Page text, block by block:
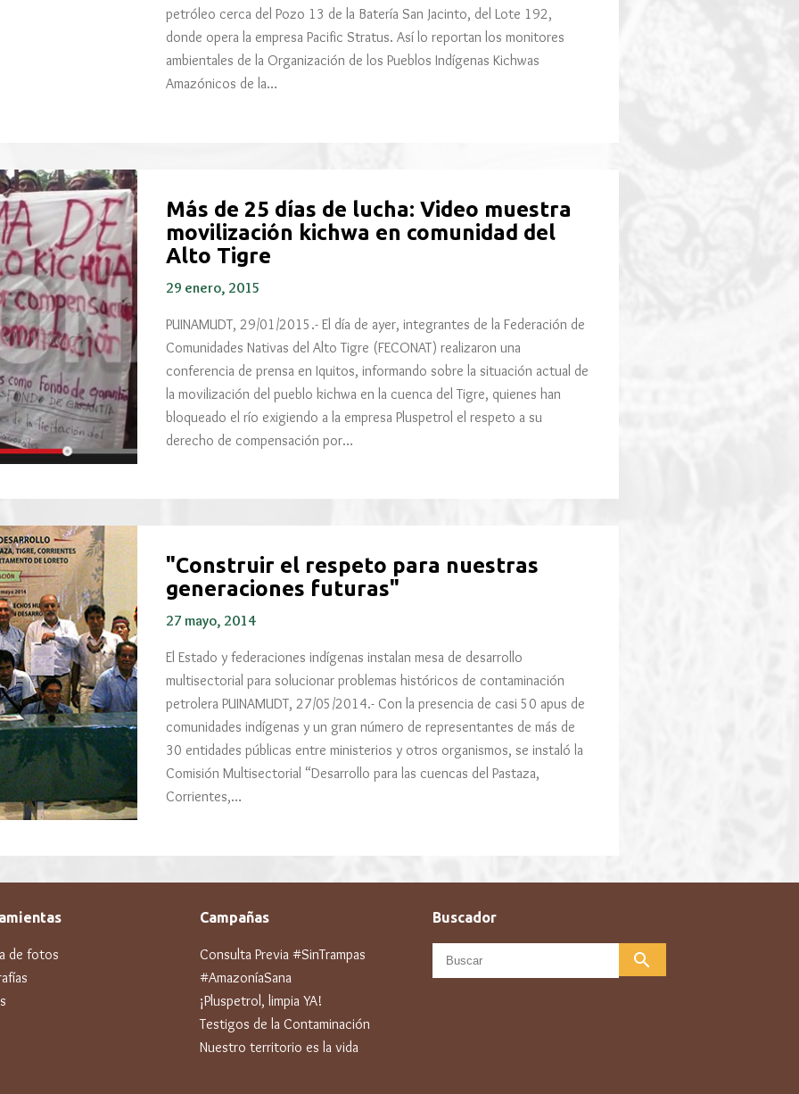
petróleo cerca del Pozo 13 de la Batería San Jacinto, del Lote 192,
donde opera la empresa Pacific Stratus. Así lo reportan los monitores
ambientales de la Organización de los Pueblos Indígenas Kichwas
Amazónicos de la…
Más de 25 días de lucha: Video muestra
movilización kichwa en comunidad del
Alto Tigre
29 enero, 2015
PUINAMUDT, 29/01/2015.- El día de ayer, integrantes de la Federación de
Comunidades Nativas del Alto Tigre (FECONAT) realizaron una
conferencia de prensa en Iquitos, informando sobre la situación actual de
la movilización del pueblo kichwa en la cuenca del Tigre, quienes han
bloqueado el río exigiendo a la empresa Pluspetrol el respeto a su
derecho de compensación por…
"Construir el respeto para nuestras
generaciones futuras"
27 mayo, 2014
El Estado y federaciones indígenas instalan mesa de desarrollo
multisectorial para solucionar problemas históricos de contaminación
petrolera PUINAMUDT, 27/05/2014.- Con la presencia de casi 50 apus de
comunidades indígenas y un gran número de representantes de más de
30 entidades públicas entre ministerios y otros organismos, se instaló la
Comisión Multisectorial “Desarrollo para las cuencas del Pastaza,
Corrientes,…
de fotos
Campañas
Consulta Previa #SinTrampas
#AmazoníaSana
¡Pluspetrol, limpia YA!
Testigos de la Contaminación
Nuestro territorio es la vida
Buscador
search